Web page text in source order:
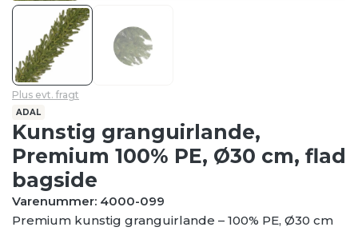
Plus evt. fragt
ADAL
Kunstig granguirlande,
Premium 100% PE, Ø30 cm, flad
bagside
Varenummer: 4000-099
Premium kunstig granguirlande – 100% PE, Ø30 cm